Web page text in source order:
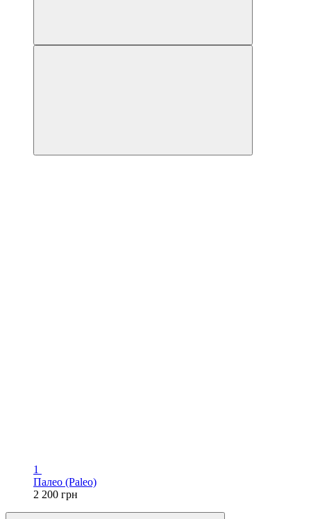
1
Палео (Paleo)
2 200 грн